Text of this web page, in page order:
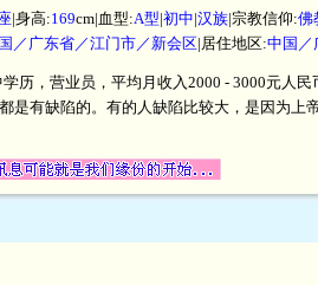
|身高:169cm|血型:A型|初中|汉族|宗教信仰:佛
／广东省／江门市／新会区|居住地区:中国／
历，营业员，平均月收入2000 - 3000元人
是有缺陷的。有的人缺陷比较大，是因为